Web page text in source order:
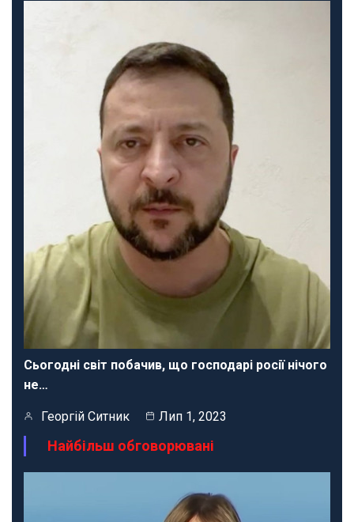
Сьогодні світ побачив, що господарі росії нічого
не…
Георгій Ситник Лип 1, 2023
Найбільш обговорювані